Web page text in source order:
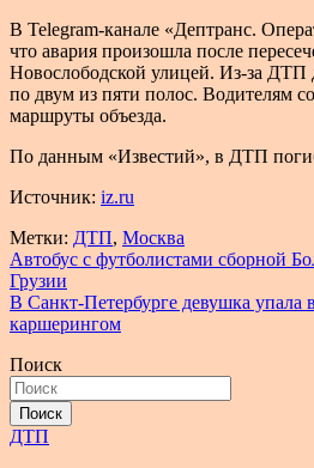
В Telegram-канале «Дептранс.
что авария произошла после
Новослободской улицей. Из-за ДТП
по двум из пяти полос. Водителям
маршруты объезда.
По данным «Известий», в ДТП
Источник: iz.ru
Метки: ДТП, Москва
Навигация
по
записям
Автобус с футболистами сборной
Грузии
В Санкт-Петербурге девушка
каршерингом
Поиск
Поиск
ДТП